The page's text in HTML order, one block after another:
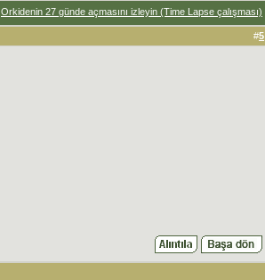
Orkidenin 27 günde açmasını izleyin (Time Lapse çalışması)
#5